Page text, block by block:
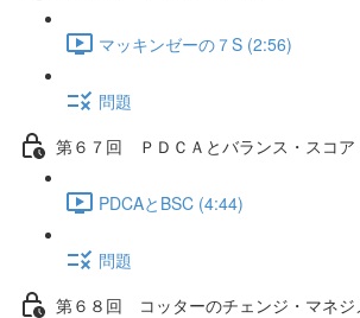
マッキンゼーの７S (2:56)
問題
第６７回 ＰＤＣＡとバランス・スコア
PDCAとBSC (4:44)
問題
第６８回 コッターのチェンジ・マネジ